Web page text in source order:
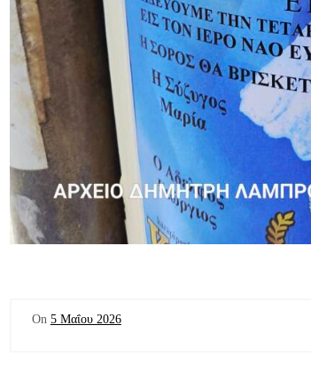
On 5 Μαΐου 2026